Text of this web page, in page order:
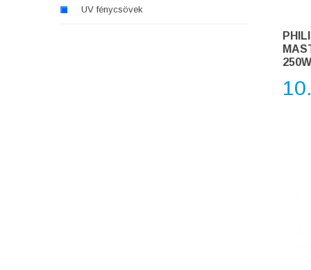
UV fénycsövek